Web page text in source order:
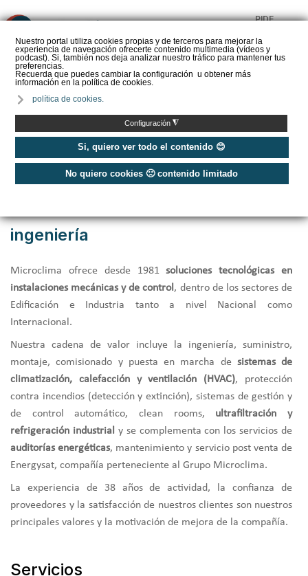
Nuestro portal utiliza cookies propias y de terceros para mejorar la
experiencia de navegación ofrecerte contenido multimedia (vídeos y
podcast). Si, también nos deja analizar nuestro tráfico para mantener tus
preferencias.
Recuerda que puedes cambiar la configuración u obtener más
información en la política de cookies.
política de cookies.
Configuración ◮
Si, quiero ver todo el contenido 😊
No quiero cookies 🙁 contenido limitado
PIDE
CALORYFRIO
Inicio
Microclima - Instalación, mantenimiento, reparación e ingeniería
Microclima - Instalación,
ingeniería
Microclima ofrece desde 1981soluciones tecnológicas en
instalaciones mecánicas y de control , dentro de los sectores de
Edificación e Industria tanto a nivel Nacional como
Internacional.
Nuestra cadena de valor incluye la ingeniería, suministro,
montaje, comisionado y puesta en marcha de sistemas de
climatización, calefacción y ventilación (HVAC), protección
contra incendios (detección y extinción), sistemas de gestión y
de control automático, clean rooms, ultrafiltración y
refrigeración industrial y se complementa con los servicios de
auditorías energéticas, mantenimiento y servicio post venta de
Energysat, compañía perteneciente al Grupo Microclima.
La experiencia de 38 años de actividad, la confianza de
proveedores y la satisfacción de nuestros clientes son nuestros
principales valores y la motivación de mejora de la compañía.
Servicios